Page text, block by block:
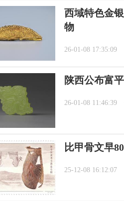
西域特色金
物
26-01-08 17:35:09
陕西公布富
26-01-08 11:46:39
比甲骨文早
25-12-08 16:12:07